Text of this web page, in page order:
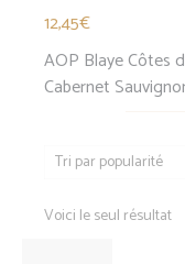
12,45€
AOP Blaye Côtes
Cabernet
Voici le seul résultat